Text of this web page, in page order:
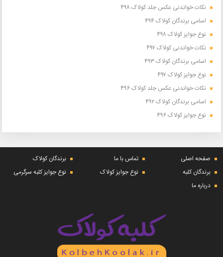
نکات خواندنی عکس جلد کولاک ۴۹۸
اسامی برندگان کولاک ۴۹۴
نوع جوایز کولاک ۴۹۸
نکات خواندنی کولاک ۴۹۷
اسامی برندگان کولاک ۴۹۳
نوع جوایز کولاک ۴۹۷
نکات خواندنی عکس جلد کولاک ۴۹۶
اسامی برندگان کولاک ۴۹۲
نوع جوایز کولاک ۴۹۶
صفحه اصلی تماس با ما
برندگان کولاک
برندگان کلبه
نوع جوایز کولاک
نوع جوایز کلبه سرگرمی
درباره ما